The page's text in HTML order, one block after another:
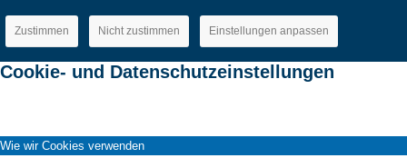
Zustimmen Nicht zustimmen Einstellungen anpassen
Cookie- und Datenschutzeinstellungen
Wie wir Cookies verwenden